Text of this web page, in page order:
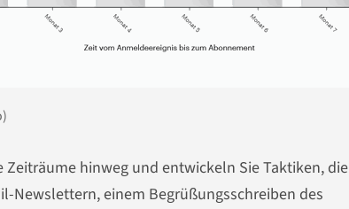
hinweg und entwickeln Sie Taktiken,
Newslettern, einem Begrüßungsschreiben des